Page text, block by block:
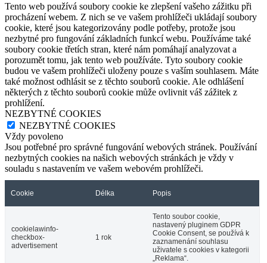
Tento web používá soubory cookie ke zlepšení vašeho zážitku při
procházení webem. Z nich se ve vašem prohlížeči ukládají soubory
cookie, které jsou kategorizovány podle potřeby, protože jsou
nezbytné pro fungování základních funkcí webu. Používáme také
soubory cookie třetích stran, které nám pomáhají analyzovat a
porozumět tomu, jak tento web používáte. Tyto soubory cookie
budou ve vašem prohlížeči uloženy pouze s vaším souhlasem. Máte
také možnost odhlásit se z těchto souborů cookie. Ale odhlášení
některých z těchto souborů cookie může ovlivnit váš zážitek z
prohlížení.
NEZBYTNÉ COOKIES
NEZBYTNÉ COOKIES
Vždy povoleno
Jsou potřebné pro správné fungování webových stránek. Používání
nezbytných cookies na našich webových stránkách je vždy v
souladu s nastavením ve vašem webovém prohlížeči.
Cookie Délka Popis
cookielawinfo-
checkbox-
advertisement
1 rok
Tento soubor cookie,
nastavený pluginem GDPR
Cookie Consent, se používá k
zaznamenání souhlasu
uživatele s cookies v kategorii
„Reklama“.